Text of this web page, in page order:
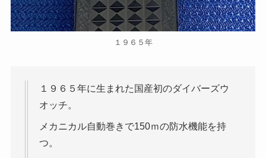
１９６５年
１９６５年に生まれた国産初のダイバーズウ
オッチ。
メカニカル自動巻きで150ｍの防水機能を持
つ。